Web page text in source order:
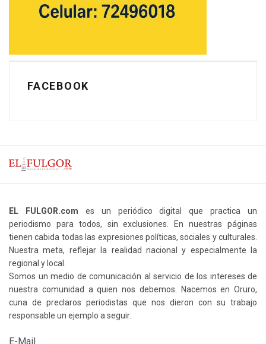
FACEBOOK
EL FULGOR.com es un periódico digital que practica un
periodismo para todos, sin exclusiones. En nuestras páginas
tienen cabida todas las expresiones políticas, sociales y culturales.
Nuestra meta, reflejar la realidad nacional y especialmente la
regional y local.
Somos un medio de comunicación al servicio de los intereses de
nuestra comunidad a quien nos debemos. Nacemos en Oruro,
cuna de preclaros periodistas que nos dieron con su trabajo
responsable un ejemplo a seguir.